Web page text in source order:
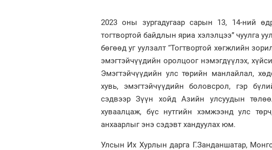
2023 оны зургадугаар сарын 13, 14-ний
тогтвортой байдлын яриа хэлэлцээ” чуулга
бөгөөд уг уулзалт “Тогтвортой хөгжлийн
эмэгтэйчүүдийн оролцоог нэмэгдүүлэх,
Эмэгтэйчүүдийн улс төрийн манлайлал,
хувь, эмэгтэйчүүдийн боловсрол, гэр
сэдвээр Зүүн хойд Азийн улсуудын
хуваалцаж, бүс нутгийн хэмжээнд улс
анхаарлыг энэ сэдэвт хандуулах юм.
Улсын Их Хурлын дарга Г.Занданшатар,